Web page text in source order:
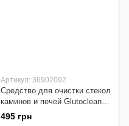
Артикул: 36902092
Средство для очистки стекол
каминов и печей Glutoclean
750 мл
495 грн